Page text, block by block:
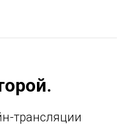
трансляции